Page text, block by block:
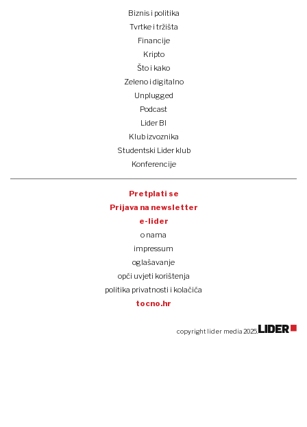
Biznis i politika
Tvrtke i tržišta
Financije
Kripto
Što i kako
Zeleno i digitalno
Unplugged
Podcast
Lider BI
Klub izvoznika
Studentski Lider klub
Konferencije
Pretplati se
Prijava na newsletter
e-lider
o nama
impressum
oglašavanje
opći uvjeti korištenja
politika privatnosti i kolačića
tocno.hr
copyright lider media 2025.